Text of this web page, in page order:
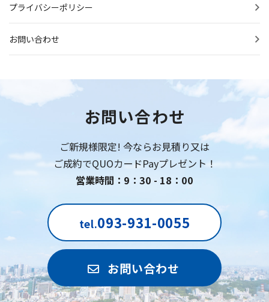
プライバシーポリシー
お問い合わせ
お問い合わせ
ご新規様限定! 今ならお見積り又は
ご成約でQUOカードPayプレゼント！
営業時間：9：30 - 18：00
tel.093-931-0055
お問い合わせ